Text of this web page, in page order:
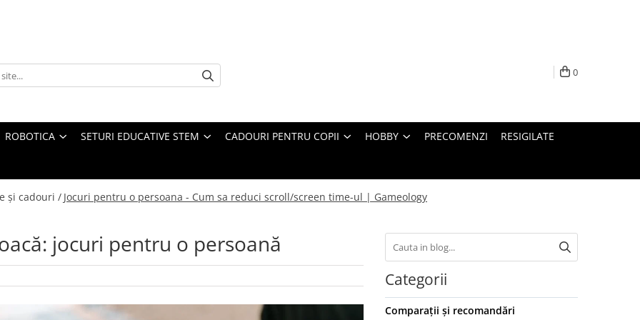
0
ROBOTICA SETURI EDUCATIVE STEM CADOURI PENTRU COPII HOBBY PRECOMENZI RESIGILATE
și cadouri / Jocuri pentru o persoana - Cum sa reduci scroll/screen time-ul | Gameology
jocuri pentru o persoană
Categorii
Comparații și recomandări